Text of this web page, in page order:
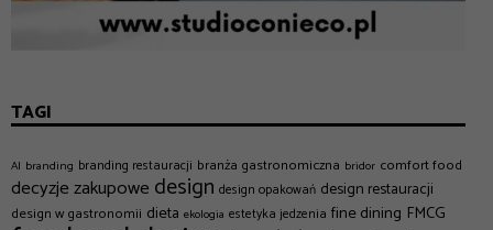
TAGI
AI branding branding restauracji branża gastronomiczna bridor comfort food
decyzje zakupowe design design opakowań design restauracji
design w gastronomii dieta ekologia estetyka jedzenia fine dining FMCG